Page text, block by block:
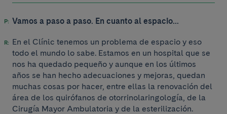
Vamos a paso a paso. En cuanto al espacio...
En el Clínic tenemos un problema de espacio y eso
todo el mundo lo sabe. Estamos en un hospital que se
nos ha quedado pequeño y aunque en los últimos
años se han hecho adecuaciones y mejoras, quedan
muchas cosas por hacer, entre ellas la renovación del
área de los quirófanos de otorrinolaringología, de la
Cirugía Mayor Ambulatoria y de la esterilización.